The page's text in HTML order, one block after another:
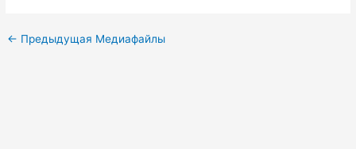
← Предыдущая Медиафайлы